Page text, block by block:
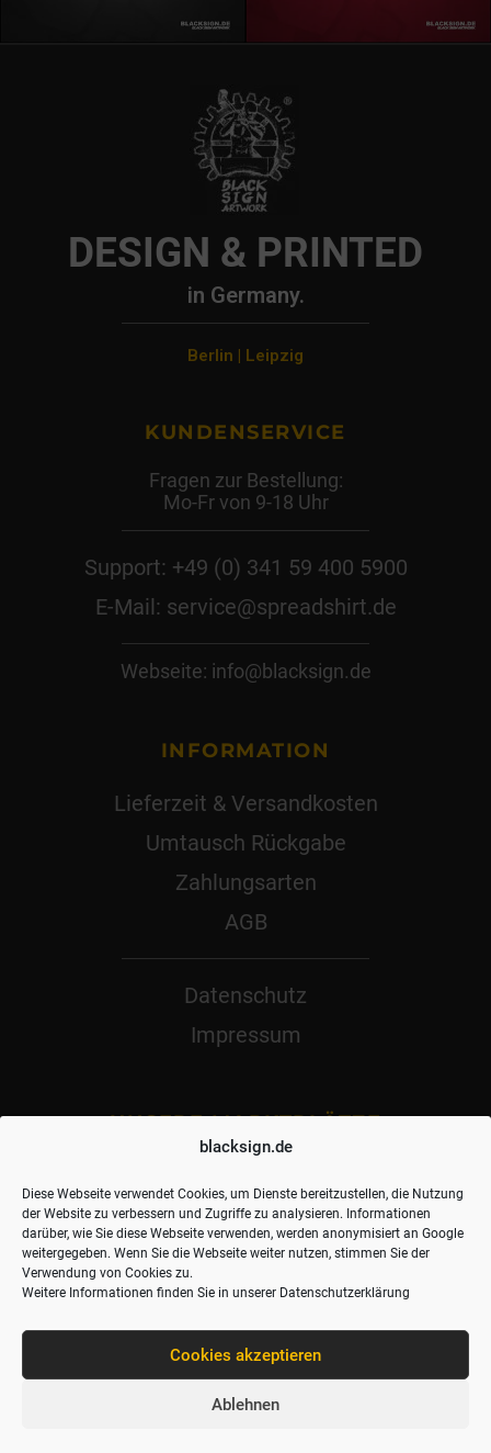
blacksign.de
Diese Webseite verwendet Cookies, um Dienste bereitzustellen, die Nutzung
der Website zu verbessern und Zugriffe zu analysieren. Informationen
darüber, wie Sie diese Webseite verwenden, werden anonymisiert an Google
weitergegeben. Wenn Sie die Webseite weiter nutzen, stimmen Sie der
Verwendung von Cookies zu.
Weitere Informationen finden Sie in unserer Datenschutzerklärung
Cookies akzeptieren
Ablehnen
DESIGN & PRINTED
in Germany.
Berlin | Leipzig
KUNDENSERVICE
Fragen zur Bestellung:
Mo-Fr von 9-18 Uhr
Support: +49 (0) 341 59 400 5900
E-Mail: service@spreadshirt.de
Webseite: info@blacksign.de
INFORMATION
Lieferzeit & Versandkosten
Umtausch Rückgabe
Zahlungsarten
AGB
Datenschutz
Impressum
UNSERE MARKTPLÄTZE
Posterlounge
FOLGE UNS AUF:
Copyright © 2026 blacksign.de